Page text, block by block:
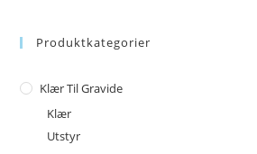
Produktkategorier
Klær Til Gravide
Klær
Utstyr